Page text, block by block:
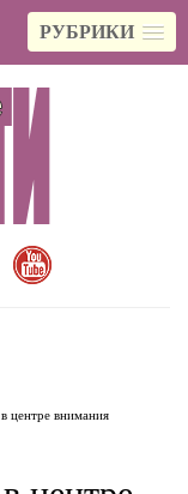
РУБРИКИ
центре внимания